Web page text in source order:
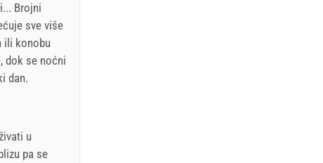
Brojni
sve više
ili konobu
dok se noćni
dan.
u
pa se